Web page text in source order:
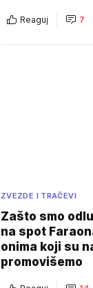
Reaguj 7
ZVEZDE I TRAČEVI
Zašto smo
na spot
onima koji su
promovišemo